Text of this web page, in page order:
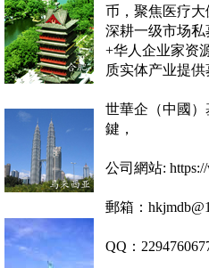
币，聚焦医疗
深耕一级市场
+华人企业家资
质实体产业提
世華企（中國
鍵，
公司網站:
郵箱：
QQ：